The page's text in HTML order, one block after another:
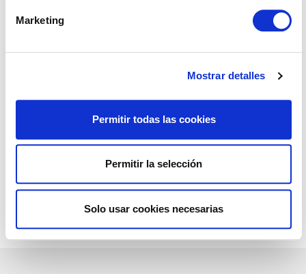
Marketing
Mostrar detalles
Permitir todas las cookies
Permitir la selección
Solo usar cookies necesarias
3.TRAMITACIÓN
recibidas
denegación de las ayudas
obras
actuaciones y cobro de la